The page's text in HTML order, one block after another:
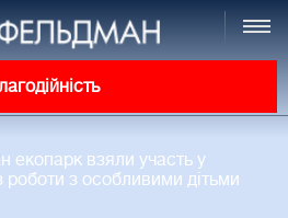
екопарк взяли участь у
роботи з особливими дітьми